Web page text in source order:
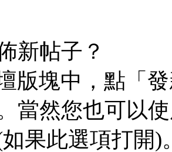
新帖子？
版塊中，點「
當然您也可以
果此選項打開